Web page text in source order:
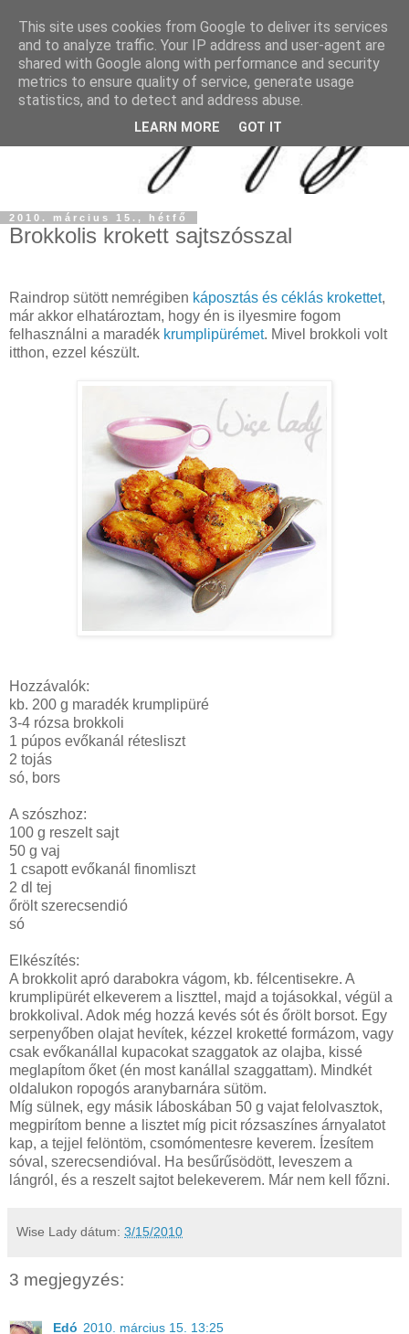
2010. március 15., hétfő
Brokkolis krokett sajtszósszal
Raindrop sütött nemrégiben káposztás és céklás krokettet,
már akkor elhatároztam, hogy én is ilyesmire fogom
felhasználni a maradék krumplipürémet. Mivel brokkoli volt
itthon, ezzel készült.
Hozzávalók:
kb. 200 g maradék krumplipüré
3-4 rózsa brokkoli
1 púpos evőkanál rétesliszt
2 tojás
só, bors
A szószhoz:
100 g reszelt sajt
50 g vaj
1 csapott evőkanál finomliszt
2 dl tej
őrölt szerecsendió
só
Elkészítés:
A brokkolit apró darabokra vágom, kb. félcentisekre. A
krumplipürét elkeverem a liszttel, majd a tojásokkal, végül a
brokkolival. Adok még hozzá kevés sót és őrölt borsot. Egy
serpenyőben olajat hevítek, kézzel kroketté formázom, vagy
csak evőkanállal kupacokat szaggatok az olajba, kissé
meglapítom őket (én most kanállal szaggattam). Mindkét
oldalukon ropogós aranybarnára sütöm.
Míg sülnek, egy másik láboskában 50 g vajat felolvasztok,
megpirítom benne a lisztet míg picit rózsaszínes árnyalatot
kap, a tejjel felöntöm, csomómentesre keverem. Ízesítem
sóval, szerecsendióval. Ha besűrűsödött, leveszem a
lángról, és a reszelt sajtot belekeverem. Már nem kell főzni.
Wise Lady dátum: 3/15/2010
3 megjegyzés:
Edó 2010. március 15. 13:25
This site uses cookies from Google to deliver its services
and to analyze traffic. Your IP address and user-agent are
shared with Google along with performance and security
metrics to ensure quality of service, generate usage
statistics, and to detect and address abuse.
LEARN MORE GOT IT